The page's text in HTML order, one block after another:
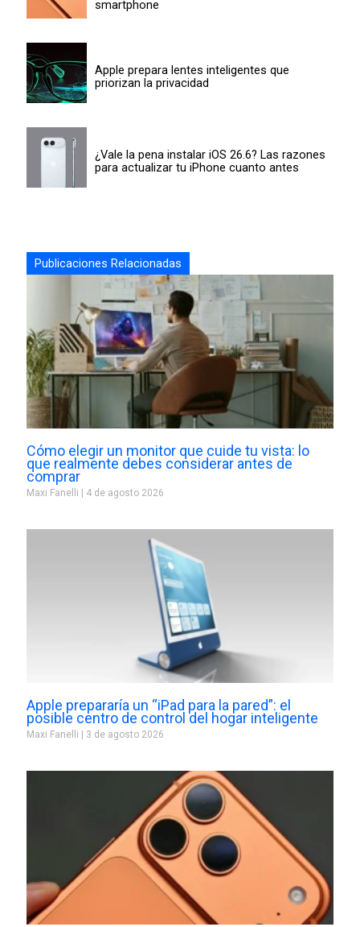
smartphone
Apple prepara lentes inteligentes que
priorizan la privacidad
¿Vale la pena instalar iOS 26.6? Las razones
para actualizar tu iPhone cuanto antes
Publicaciones Relacionadas
Cómo elegir un monitor que cuide tu vista: lo
que realmente debes considerar antes de
comprar
Maxi Fanelli 4 de agosto 2026
Apple prepararía un “iPad para la pared”: el
posible centro de control del hogar inteligente
Maxi Fanelli 3 de agosto 2026